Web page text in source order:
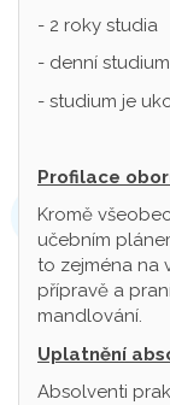
- 2 roky studia
- denní studium
- studium je
Profilace
Kromě
učebním
to zejména na
přípravě a
mandlování.
Uplatnění
Absolventi